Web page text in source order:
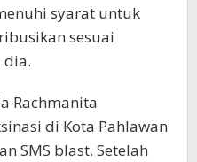
syarat untuk
sesuai
dia.
Rachmanita
di Kota Pahlawan
SMS blast. Setelah